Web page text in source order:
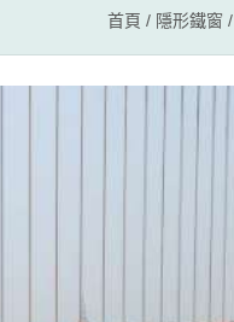
首頁 / 隱形鐵窗/